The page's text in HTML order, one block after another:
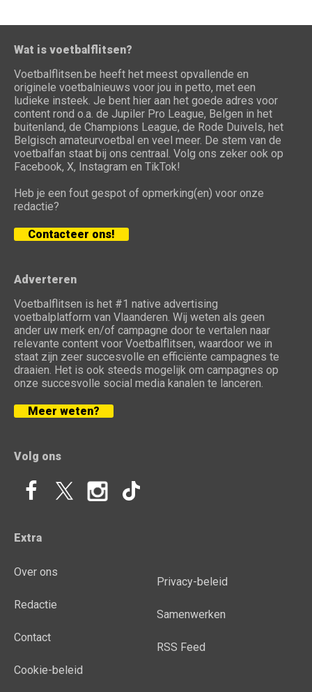
Wat is voetbalflitsen?
Voetbalflitsen.be heeft het meest opvallende en
originele voetbalnieuws voor jou in petto, met een
ludieke insteek. Je bent hier aan het goede adres voor
content rond o.a. de Jupiler Pro League, Belgen in het
buitenland, de Champions League, de Rode Duivels, het
Belgisch amateurvoetbal en veel meer. De stem van de
voetbalfan staat bij ons centraal. Volg ons zeker ook op
Facebook, X, Instagram en TikTok!
Heb je een fout gespot of opmerking(en) voor onze
redactie?
Contacteer ons!
Adverteren
Voetbalflitsen is het #1 native advertising
voetbalplatform van Vlaanderen. Wij weten als geen
ander uw merk en/of campagne door te vertalen naar
relevante content voor Voetbalflitsen, waardoor we in
staat zijn zeer succesvolle en efficiënte campagnes te
draaien. Het is ook steeds mogelijk om campagnes op
onze succesvolle social media kanalen te lanceren.
Meer weten?
Volg ons
Extra
Over ons
Redactie
Contact
Cookie-beleid
Privacy-beleid
Samenwerken
RSS Feed